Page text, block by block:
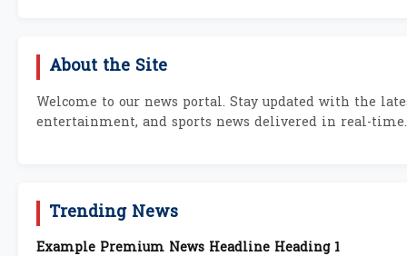
About the Site
Welcome to our news portal. Stay updated with the
entertainment, and sports news delivered in real-time.
Trending News
Example Premium News Headline Heading 1